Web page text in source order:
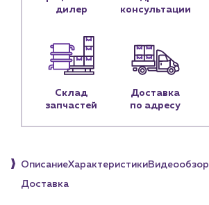
Сервис и обслуживание инженерных систем
Портфолио
Новости
Блог
дилер
консультации
Склад
запчастей
Доставка
по адресу
ОписаниеХарактеристикиВидеообзор
Доставка